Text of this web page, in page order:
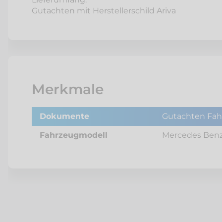
Gutachten mit Herstellerschild Ariva
Merkmale
Dokumente
Gutachten
Fahrzeugmodell
Mercedes